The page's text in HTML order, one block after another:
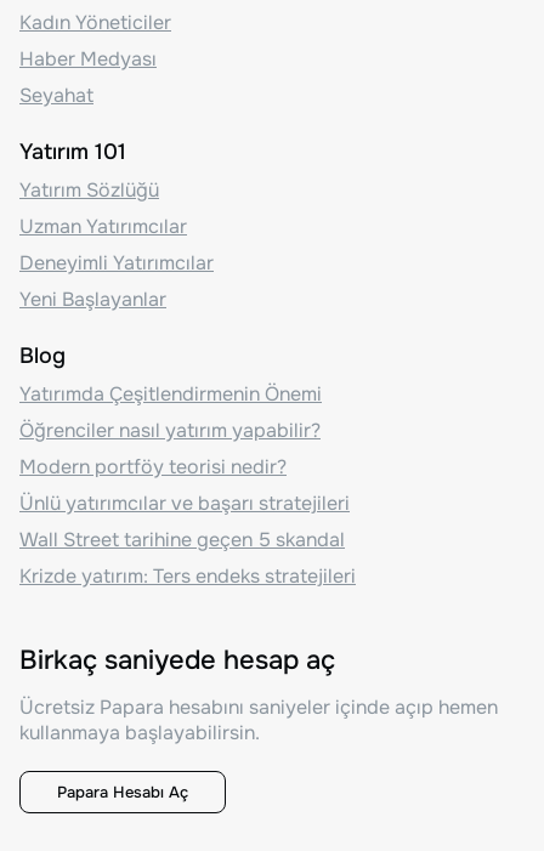
Kadın Yöneticiler
Haber Medyası
Seyahat
Yatırım 101
Yatırım Sözlüğü
Uzman Yatırımcılar
Deneyimli Yatırımcılar
Yeni Başlayanlar
Blog
Yatırımda Çeşitlendirmenin Önemi
Öğrenciler nasıl yatırım yapabilir?
Modern portföy teorisi nedir?
Ünlü yatırımcılar ve başarı stratejileri
Wall Street tarihine geçen 5 skandal
Krizde yatırım: Ters endeks stratejileri
Birkaç saniyede hesap aç
Ücretsiz Papara hesabını saniyeler içinde açıp hemen
kullanmaya başlayabilirsin.
Papara Hesabı Aç